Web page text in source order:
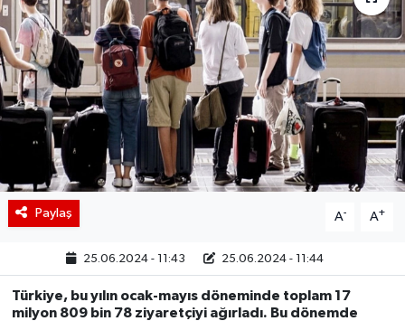
Paylaş A- A+
25.06.2024 - 11:43 25.06.2024 - 11:44
Türkiye, bu yılın ocak-mayıs döneminde toplam 17
milyon 809 bin 78 ziyaretçiyi ağırladı. Bu dönemde
Ekonomik Takvim
Kiripto Para Piyasası
Gizlilik Sözleşmesi
Hakkımızda
İletişim